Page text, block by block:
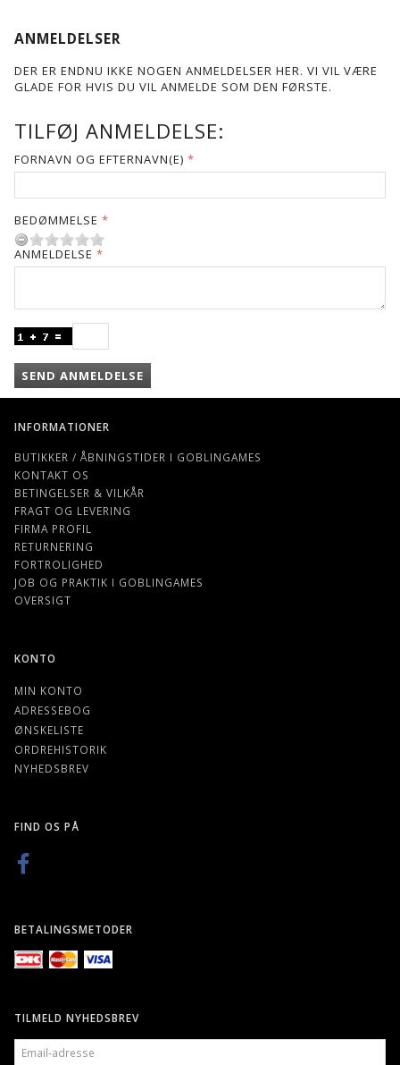
ANMELDELSER
DER ER ENDNU IKKE NOGEN ANMELDELSER HER. VI VIL VÆRE
GLADE FOR HVIS DU VIL ANMELDE SOM DEN FØRSTE.
TILFØJ ANMELDELSE:
FORNAVN OG EFTERNAVN(E)
BEDØMMELSE
ANMELDELSE
SEND ANMELDELSE
INFORMATIONER
BUTIKKER / ÅBNINGSTIDER I GOBLINGAMES
KONTAKT OS
BETINGELSER & VILKÅR
FRAGT OG LEVERING
FIRMA PROFIL
RETURNERING
FORTROLIGHED
JOB OG PRAKTIK I GOBLINGAMES
OVERSIGT
KONTO
MIN KONTO
ADRESSEBOG
ØNSKELISTE
ORDREHISTORIK
NYHEDSBREV
FIND OS PÅ
BETALINGSMETODER
TILMELD NYHEDSBREV
EMAIL-
ADRESSE